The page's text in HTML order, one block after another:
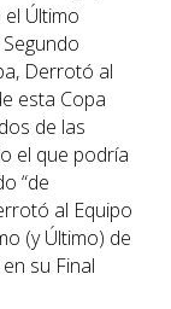
Último
Derrotó al
esta Copa
de las
el que podría
“de
al Equipo
(y Último) de
su Final